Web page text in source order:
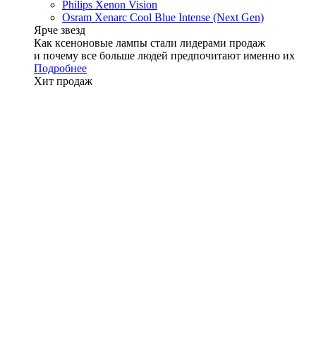
Philips Xenon Vision
Osram Xenarc Cool Blue Intense (Next Gen)
Ярче звезд
Как ксеноновые лампы стали лидерами продаж
и почему все больше людей предпочитают именно их
Подробнее
Хит продаж